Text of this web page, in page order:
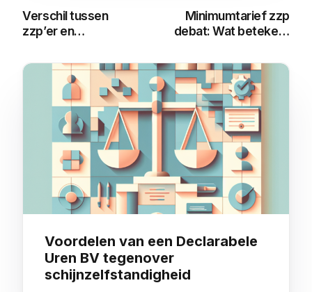
Verschil tussen
zzp’er en
moet je weten?
Minimumtarief zzp
debat: Wat betekent
zelfstandigen?
You may also like
Voordelen van een Declarabele
Uren BV tegenover
schijnzelfstandigheid